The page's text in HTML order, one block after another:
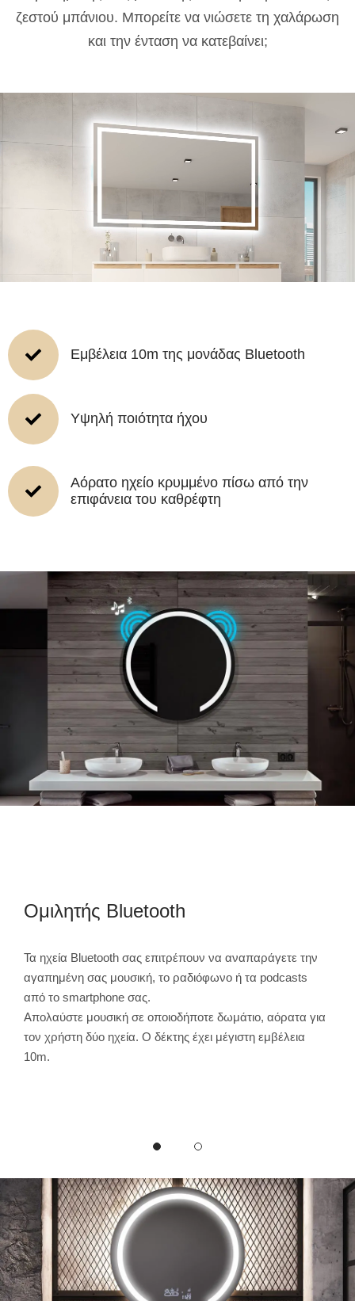
ζεστού μπάνιου. Μπορείτε να νιώσετε τη χαλάρωση
και την ένταση να κατεβαίνει;
Εμβέλεια 10m της μονάδας Bluetooth
Υψηλή ποιότητα ήχου
Αόρατο ηχείο κρυμμένο πίσω από την
επιφάνεια του καθρέφτη
Ομιλητής Bluetooth
Τα ηχεία Bluetooth σας επιτρέπουν να αναπαράγετε την
αγαπημένη σας μουσική, το ραδιόφωνο ή τα podcasts
από το smartphone σας.
Απολαύστε μουσική σε οποιοδήποτε δωμάτιο, αόρατα για
τον χρήστη δύο ηχεία. Ο δέκτης έχει μέγιστη εμβέλεια
10m.